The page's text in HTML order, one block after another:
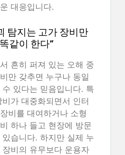
대응입니다.
탐지는 고가 장비만
같이 한다”
흔히 퍼져 있는 오해 중
만 갖추면 누구나 동일
있다는 믿음입니다. 특
가 대중화되면서 인터
비를 대여하거나 소형
하나 들고 현장에 방문
습니다. 하지만 실제 누
비의 유무보다 운용자